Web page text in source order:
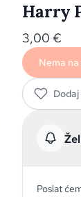
Harry
3,00 €
Nema na
Poslat